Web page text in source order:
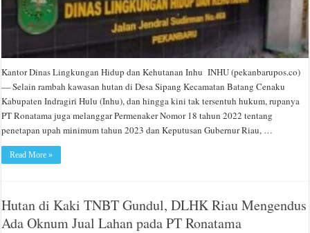
Kantor Dinas Lingkungan Hidup dan Kehutanan Inhu INHU (pekanbarupos.co)
— Selain rambah kawasan hutan di Desa Sipang Kecamatan Batang Cenaku
Kabupaten Indragiri Hulu (Inhu), dan hingga kini tak tersentuh hukum, rupanya
PT Ronatama juga melanggar Permenaker Nomor 18 tahun 2022 tentang
penetapan upah minimum tahun 2023 dan Keputusan Gubernur Riau, …
Read More »
Hutan di Kaki TNBT Gundul, DLHK Riau Mengendus
Ada Oknum Jual Lahan pada PT Ronatama